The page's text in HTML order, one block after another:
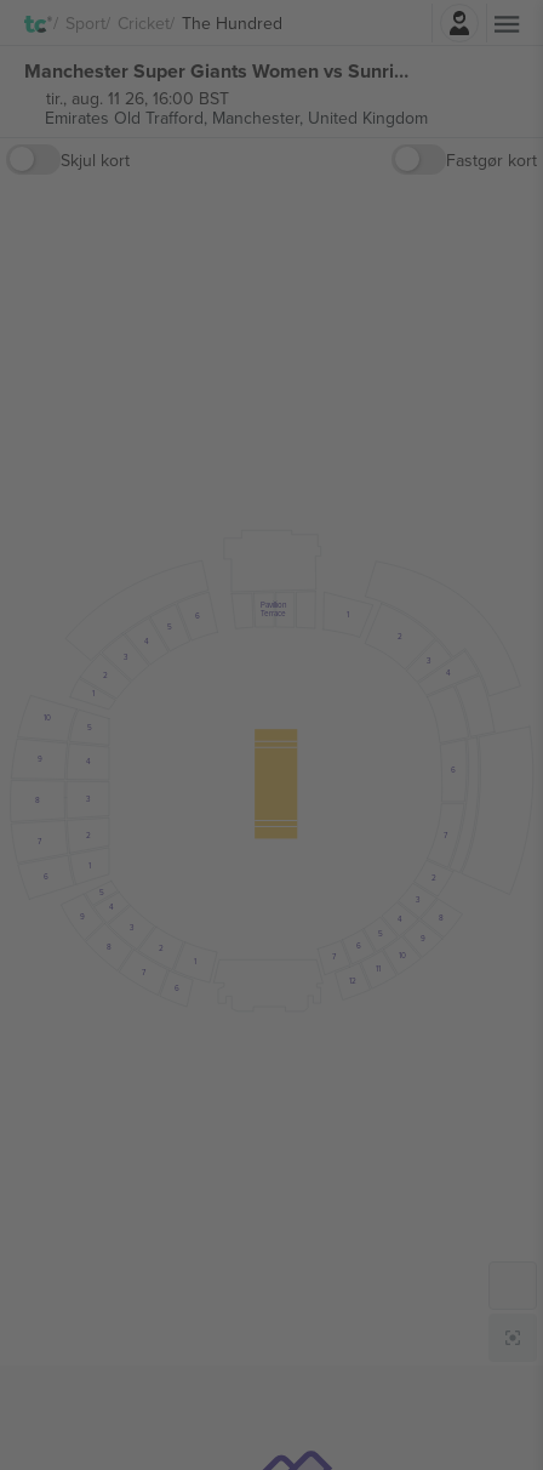
Sport Cricket The Hundred
Manchester Super Giants Women vs Sunrisers Leeds Women/Manchester Super Giants Men vs Sunrisers Leeds Men The Hundred billetter
tir., aug. 11 26, 16:00 BST
Emirates Old Trafford, Manchester, United Kingdom
Skjul kort
Fastgør kort
2
3
4
6
7
1
7
12
5
6
10
11
2
3
4 8
9
1
6
2
3
7
8
4
5
9
1
2
3
4
5
6
7
8
9
10
4
5
1
2
3
6
Pavillion
Terrace